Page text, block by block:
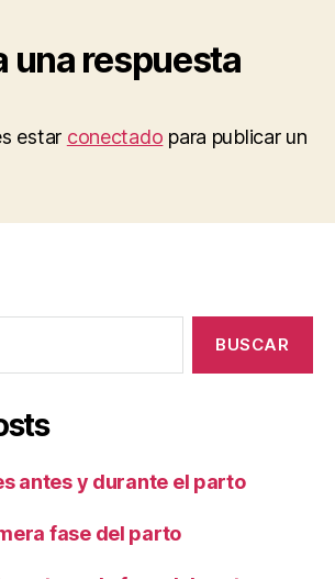
una respuesta
estar conectado para publicar un
antes y durante el parto
fase del parto